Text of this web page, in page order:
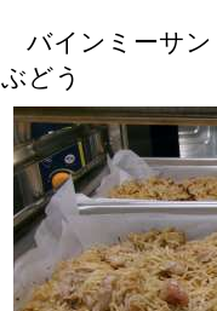
バインミーサン
ぶどう